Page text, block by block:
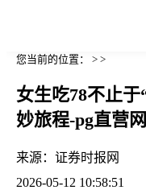
您当前的位置： > >
女生吃78不止
妙旅程-pg直营网
来源： 证券时报网
2026-05-12 10:58:51